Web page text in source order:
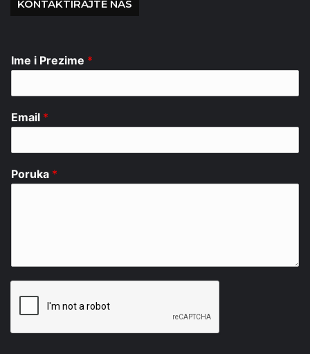
KONTAKTIRAJTE NAS
Ime i Prezime *
Email *
Poruka *